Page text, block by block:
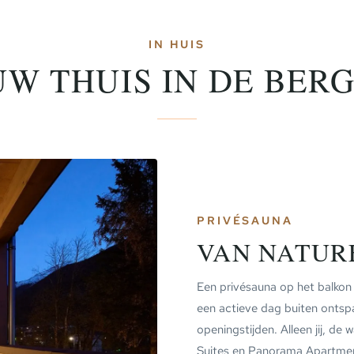
IN HUIS
THUIS IN DE
PRIVÉSAUNA
VAN
Een privésauna op het
een actieve dag buiten
openingstijden. Alleen jij, de
Suites en Panorama